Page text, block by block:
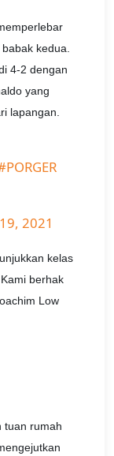
kedua.
4-2 dengan
yang
lapangan.
2021
kelas
berhak
Low
tuan rumah